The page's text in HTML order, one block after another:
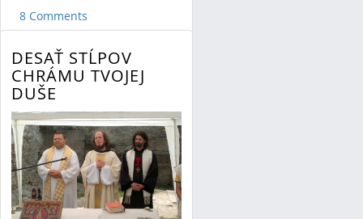
8 Comments
DESAŤ STĹPOV
CHRÁMU TVOJEJ
DUŠE